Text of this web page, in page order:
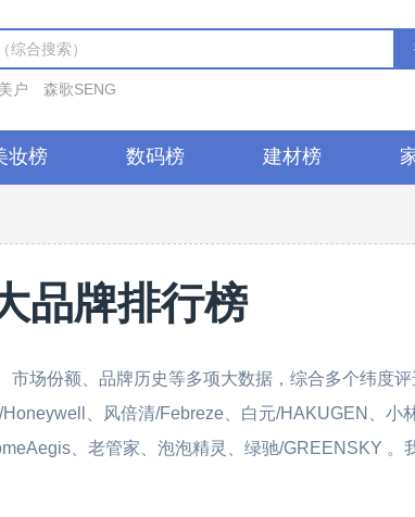
户 森歌SENG
妆榜 数码榜 建材榜
品牌排行榜
场份额、品牌历史等多项大数据，综合多个纬度评
、风倍清/Febreze、白元/HAKUGEN、小
、老管家、泡泡精灵、绿驰/GREENSKY 。